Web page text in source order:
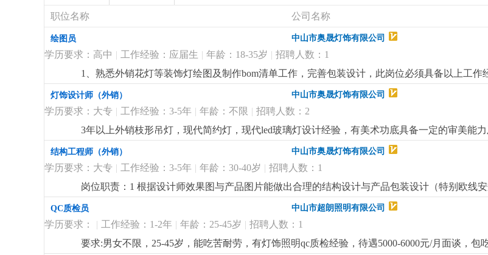
职位名称 公司名称
绘图员 中山市奥晟灯饰有限公司
学历要求：高中 | 工作经验：应届生 | 年龄：18-35岁 | 招聘人数：1
1、熟悉外销花灯等装饰灯绘图及制作bom清单工作，完善包装设计，此岗位必须具备以上工
测试有了解优先； 3、有1:1放图经验，能画实体图优先。更详细...
灯饰设计师（外销） 中山市奥晟灯饰有限公司
学历要求：大专 | 工作经验：3-5年 | 年龄：不限 | 招聘人数：2
3年以上外销枝形吊灯，现代简约灯，现代led玻璃灯设计经验，有美术功底具备一定的审美能
拥有独特理解和较深认识。熟悉led光源在灯饰上的应用，运用led的特性实现产品光学效果能熟
开发能力及沟通能力强.主要销售欧洲、俄罗斯、波兰等市场.底薪+高提成，欢迎有相关经验的
销)，无相关工作经验勿扰！更详细...
结构工程师（外销） 中山市奥晟灯饰有限公司
学历要求：大专 | 工作经验：3-5年 | 年龄：30-40岁 | 招聘人数：1
岗位职责：1 根据设计师效果图与产品图片能做出合理的结构设计与产品包装设计（特别欧线
样品进度3 根据打样资料的物料清单完善产品bom清单岗位要求：1 .必须熟练掌握平面绘图软件
unigraphics nx）并且能够对软件的功能进行灵活的编辑和使用2. 有一定的创作思维能力，懂得
格活泼开朗，做事沉稳细致，性格严谨4. 本公司生产产品为全品类外销家居装饰灯具，需要对
示：投简历前看清职位要求，此岗位需要5-10年以上出口灯饰企业同等岗位工作经验，能适应
QC质检员 中山市超朗照明有限公司
学历要求：
| 工作经验：1-2年 | 年龄：25-45岁 | 招聘人数：1
要求:男女不限，25-45岁，能吃苦耐劳，有灯饰照明qc质检经验，待遇5000-6000元/月面谈，包吃